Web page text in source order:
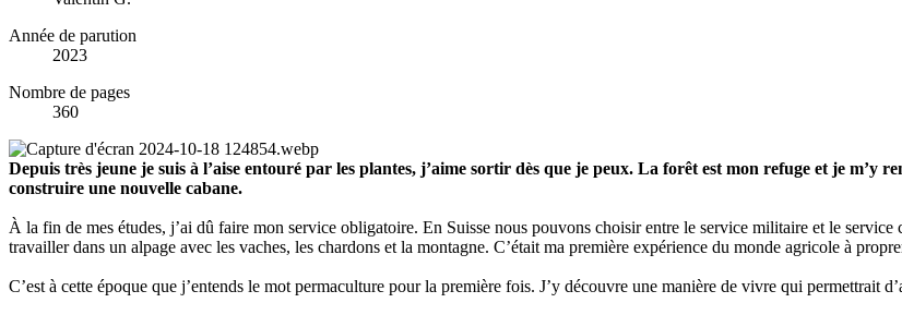
Année de parution
2023
Nombre de pages
360
Depuis très jeune je suis à l’aise entouré par les plantes, j’aime sortir dès que je peux. La forêt est mon refuge et je
construire une nouvelle cabane.
À la fin de mes études, j’ai dû faire mon service obligatoire. En Suisse nous pouvons choisir entre le service militaire et le
travailler dans un alpage avec les vaches, les chardons et la montagne. C’était ma première expérience du monde agricole à
C’est à cette époque que j’entends le mot permaculture pour la première fois. J’y découvre une manière de vivre qui permettrait